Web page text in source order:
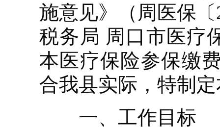
施意见》（周医保
税务局 周口市医疗
本医疗保险参保缴
合我县实际，特制
一、工作目标